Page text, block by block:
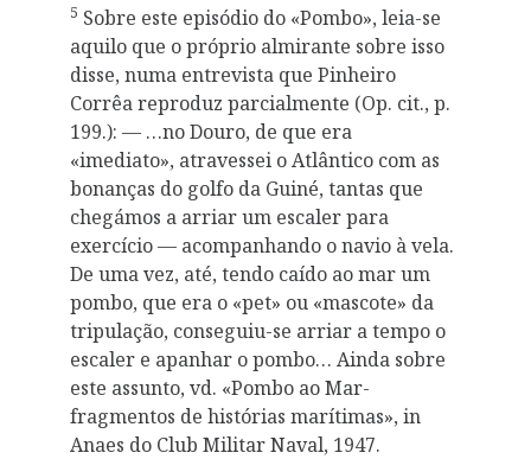
5 Sobre este episódio do «Pombo», leia-se
aquilo que o próprio almirante sobre isso
disse, numa entrevista que Pinheiro
Corrêa reproduz parcialmente (Op. cit., p.
199.): — …no Douro, de que era
«imediato», atravessei o Atlântico com as
bonanças do golfo da Guiné, tantas que
chegámos a arriar um escaler para
exercício — acompanhando o navio à vela.
De uma vez, até, tendo caído ao mar um
pombo, que era o «pet» ou «mascote» da
tripulação, conseguiu-se arriar a tempo o
escaler e apanhar o pombo… Ainda sobre
este assunto, vd. «Pombo ao Mar-
fragmentos de histórias marítimas», in
Anaes do Club Militar Naval, 1947.